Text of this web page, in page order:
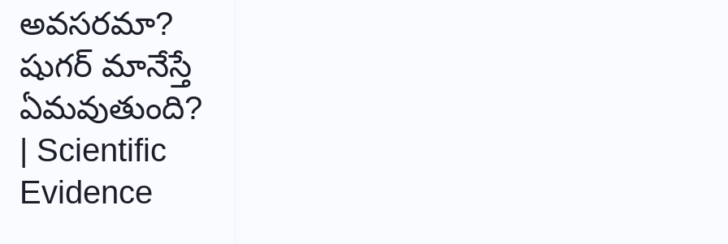
అవసరమా?
షుగర్ మానేస్తే
ఏమవుతుంది?
| Scientific
Evidence